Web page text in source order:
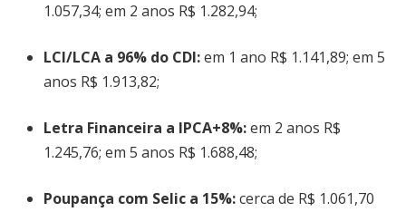
1.057,34; em 2 anos R$ 1.282,94;
LCI/LCA a 96% do CDI:em 1 ano R$ 1.141,89; em 5
anos R$ 1.913,82;
Letra Financeira a IPCA+8%:em 2 anos R$
1.245,76; em 5 anos R$ 1.688,48;
Poupança com Selic a 15%:cerca de R$ 1.061,70